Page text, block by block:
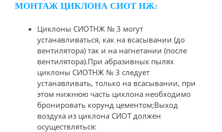
МОНТАЖ ЦИКЛОНА СИОТ НЖ:
Циклоны СИОТНЖ № 3 могут
устанавливаться, как на всасывании (до
вентилятора) так и на нагнетании (после
вентилятора).При абразивных пылях
циклоны СИОТНЖ № 3 следует
устанавливать, только на всасывании, при
этом нижнюю часть циклона необходимо
бронировать корунд цементом;Выход
воздуха из циклона СИОТ должен
осуществляться: